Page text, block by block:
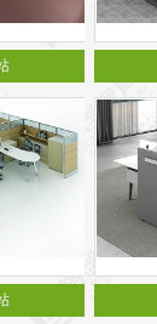
实木文件柜
家具案例